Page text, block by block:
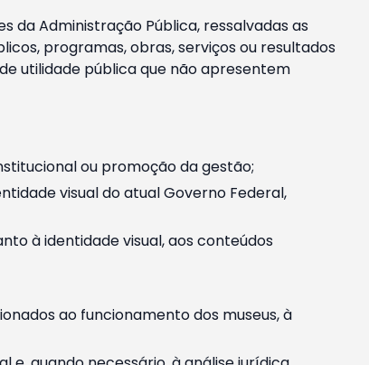
da Administração Pública, ressalvadas as
programas, obras, serviços ou resultados
utilidade pública que não apresentem
ou promoção da gestão;
visual do atual Governo Federal,
à identidade visual, aos conteúdos
ao funcionamento dos museus, à